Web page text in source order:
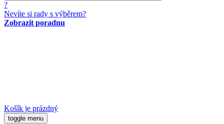
?
Nevíte si rady s výběrem?
Zobrazit poradnu
Košík je prázdný
toggle menu